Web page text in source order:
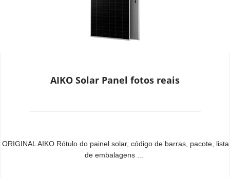
AIKO Solar Panel fotos reais
ORIGINAL AIKO Rótulo do painel solar, código de barras, pacote, lista
de embalagens ...